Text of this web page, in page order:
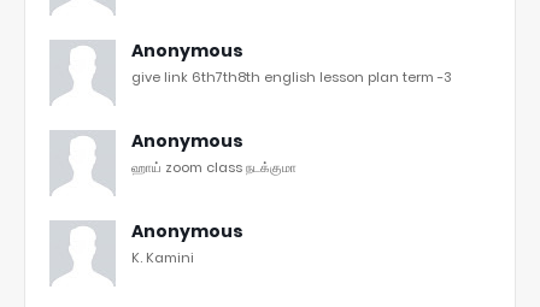
Anonymous
give link 6th7th8th english lesson plan term -3
Anonymous
ஹாய் zoom class நடக்குமா
Anonymous
K. Kamini